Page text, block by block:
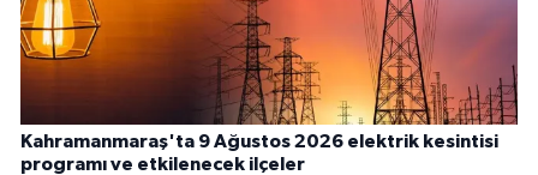
Kahramanmaraş'ta 9 Ağustos 2026 elektrik kesintisi
programı ve etkilenecek ilçeler